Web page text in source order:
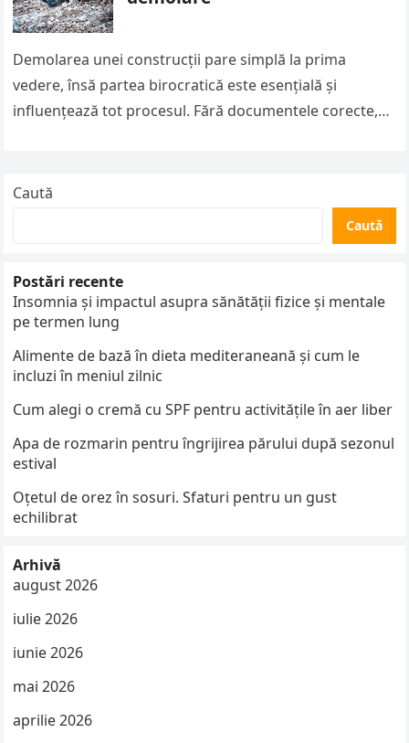
Demolarea unei construcții pare simplă la prima
vedere, însă partea birocratică este esențială și
influențează tot procesul. Fără documentele corecte,
Caută
Caută
Postări recente
Insomnia și impactul asupra sănătății fizice și mentale
pe termen lung
Alimente de bază în dieta mediteraneană și cum le
incluzi în meniul zilnic
Cum alegi o cremă cu SPF pentru activitățile în aer liber
Apa de rozmarin pentru îngrijirea părului după sezonul
estival
Oțetul de orez în sosuri. Sfaturi pentru un gust
echilibrat
Arhivă
august 2026
iulie 2026
iunie 2026
mai 2026
aprilie 2026